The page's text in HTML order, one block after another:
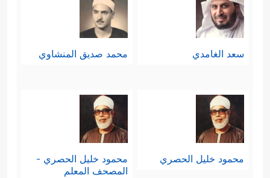
سعد الغامدي محمد صديق المنشاوي
محمود خليل الحصري
محمود خليل الحصري -
المصحف المعلم